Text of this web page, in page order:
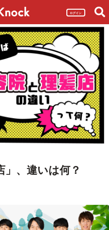
ログイン
」、違いは何？